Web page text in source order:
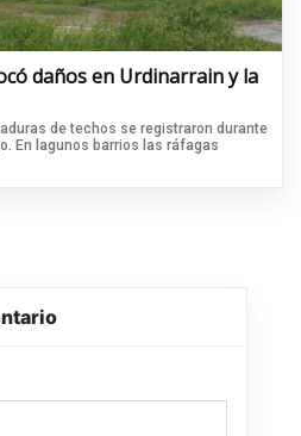
daños en Urdinarrain y la
de techos se registraron durante
En lagunos barrios las ráfagas